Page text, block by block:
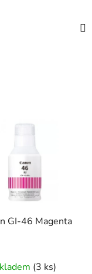
GI-46 Magenta
(3 ks)